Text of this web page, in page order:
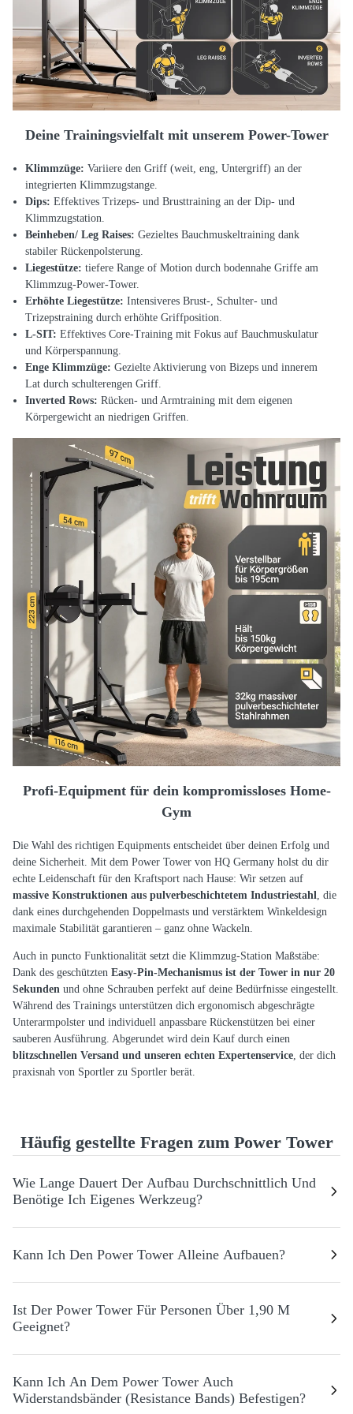
Deine Trainingsvielfalt mit unserem Power-Tower
Klimmzüge: Variiere den Griff (weit, eng, Untergriff) an der
integrierten Klimmzugstange.
Dips: Effektives Trizeps- und Brusttraining an der Dip- und
Klimmzugstation.
Beinheben/ Leg Raises: Gezieltes Bauchmuskeltraining dank
stabiler Rückenpolsterung.
Liegestütze: tiefere Range of Motion durch bodennahe Griffe am
Klimmzug-Power-Tower.
Erhöhte Liegestütze: Intensiveres Brust-, Schulter- und
Trizepstraining durch erhöhte Griffposition.
L-SIT: Effektives Core-Training mit Fokus auf Bauchmuskulatur
und Körperspannung.
Enge Klimmzüge: Gezielte Aktivierung von Bizeps und innerem
Lat durch schulterengen Griff.
Inverted Rows: Rücken- und Armtraining mit dem eigenen
Körpergewicht an niedrigen Griffen.
Profi-Equipment für dein kompromissloses Home-
Gym
Die Wahl des richtigen Equipments entscheidet über deinen Erfolg und
deine Sicherheit. Mit dem Power Tower von HQ Germany holst du dir
echte Leidenschaft für den Kraftsport nach Hause: Wir setzen auf
massive Konstruktionen aus pulverbeschichtetem Industriestahl
, die
dank eines durchgehenden Doppelmasts und verstärktem Winkeldesign
maximale Stabilität garantieren – ganz ohne Wackeln.
Auch in puncto Funktionalität setzt die Klimmzug-Station Maßstäbe:
Dank des geschützten Easy-Pin-Mechanismus ist der Tower in nur 20
Sekunden und ohne Schrauben perfekt auf deine Bedürfnisse eingestellt.
Während des Trainings unterstützen dich ergonomisch abgeschrägte
Unterarmpolster und individuell anpassbare Rückenstützen bei einer
sauberen Ausführung. Abgerundet wird dein Kauf durch einen
blitzschnellen Versand und unseren echten Expertenservice , der dich
praxisnah von Sportler zu Sportler berät.
Häufig gestellte Fragen zum Power Tower
Wie Lange Dauert Der Aufbau Durchschnittlich Und
Benötige Ich Eigenes Werkzeug?
Der Aufbau ist dank der durchdachten Konstruktion in ca. 30–45
du sofort starten kannst.
Kann Ich Den Power Tower Alleine Aufbauen?
Ja, der Tower lässt sich problemlos von einer Person allein montieren.
Eine zweite Person kann beim Halten der längeren Rahmenteile hilfreich
Ist Der Power Tower Für Personen Über 1,90 M
Geeignet?
Dank der verstellbaren Höhe (bis zu 223 cm) können auch große
Athleten alle Übungen effektiv ausführen. Beachte jedoch, dass du ab
Kann Ich An Dem Power Tower Auch
Widerstandsbänder (Resistance Bands) Befestigen?